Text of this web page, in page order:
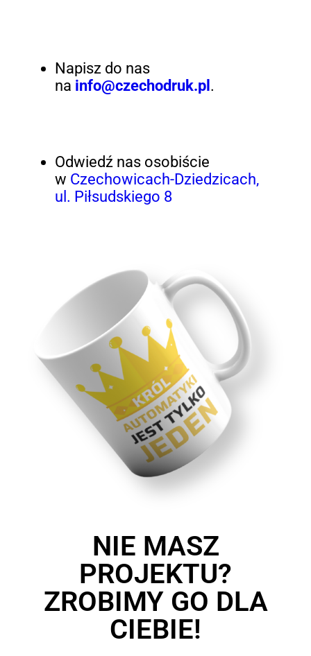
Napisz do nas
na info@czechodruk.pl .
Odwiedź nas osobiście
w Czechowicach-Dziedzicach,
ul. Piłsudskiego 8
NIE MASZ
PROJEKTU?
ZROBIMY GO DLA
CIEBIE!